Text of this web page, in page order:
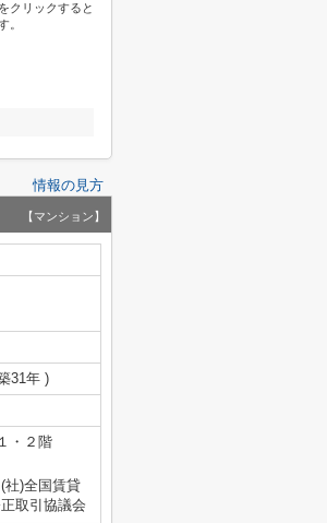
クリックすると
。
情報の見方
【マンション】
31年 )
・２階
社)全国賃貸
取引協議会